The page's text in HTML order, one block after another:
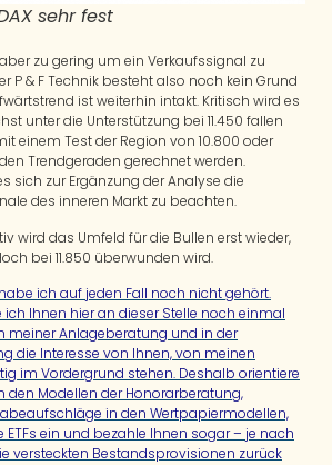
sehr fest
zu gering um ein Verkaufssignal zu
P & F Technik besteht also noch kein Grund
ist weiterhin intakt. Kritisch wird es
unter die Unterstützung bei 11.450 fallen
einem Test der Region von 10.800 oder
Trendgeraden gerechnet werden.
sich zur Ergänzung der Analyse die
des inneren Markt zu beachten.
wird das Umfeld für die Bullen erst wieder,
bei 11.850 überwunden wird.
ich auf jeden Fall noch nicht gehört.
ich Ihnen hier an dieser Stelle noch einmal
meiner Anlageberatung und in der
die Interesse von Ihnen, von meinen
im Vordergrund stehen. Deshalb orientiere
den Modellen der Honorarberatung,
in den Wertpapiermodellen,
ein und bezahle Ihnen sogar – je nach
versteckten Bestandsprovisionen zurück